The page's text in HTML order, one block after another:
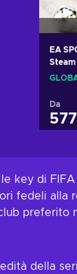
EA
Steam
Da
key di
fedeli alla
preferito
della